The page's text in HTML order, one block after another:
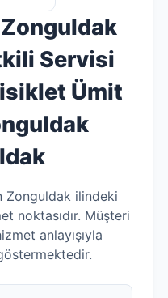
Servisi
Ümit
Zonguldak ilindeki
noktasıdır. Müşteri
anlayışıyla